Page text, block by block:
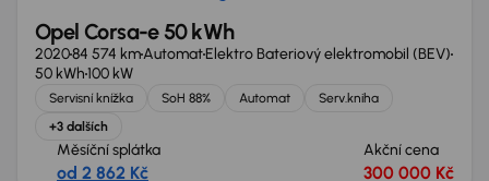
Opel Corsa-e 50 kWh
202084 574 kmAutomatElektro Bateriový elektromobil (BEV)
50 kWh100 kW
Servisní knížka SoH 88% Automat
Serv.kniha
+3 dalších
Měsíční splátka
od 2 862 Kč
Akční cena
300 000 Kč